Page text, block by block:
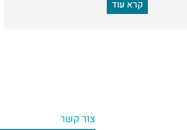
קרא עוד
צור קשר